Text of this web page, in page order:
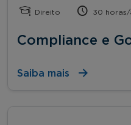
Direito 30 horas/
Compliance e
Saiba mais